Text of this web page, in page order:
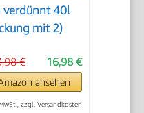
verdünnt 40l
mit 2)
16,98 €
€
ansehen
zzgl. Versandkosten